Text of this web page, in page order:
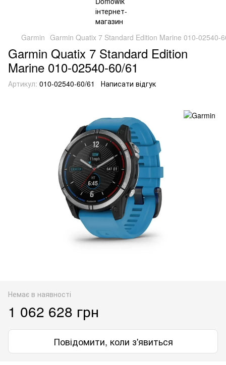
Garmin Garmin Quatix 7 Standard Edition Marine 010-02540-
Garmin Quatix 7 Standard Edition
Marine 010-02540-60/61
Артикул: 010-02540-60/61 Написати відгук
Немає в наявності
1 062 628 грн
Повідомити, коли з'явиться